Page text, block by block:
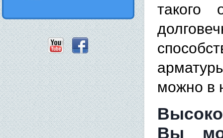
такого
можно в
Вы